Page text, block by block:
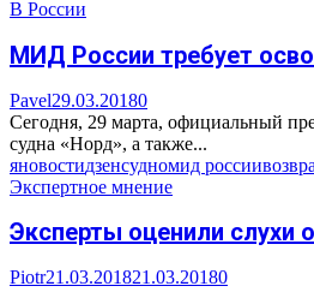
В России
МИД России требует
Pavel29.03.20180
Сегодня, 29 марта, официальный
судна «Норд», а также...
яновостидзенсудномид россии
Экспертное мнение
Эксперты оценили слухи
Piotr21.03.201821.03.20180